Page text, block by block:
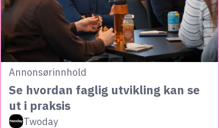
Annonsørinnhold
Se hvordan faglig utvikling kan se
ut i praksis
Twoday